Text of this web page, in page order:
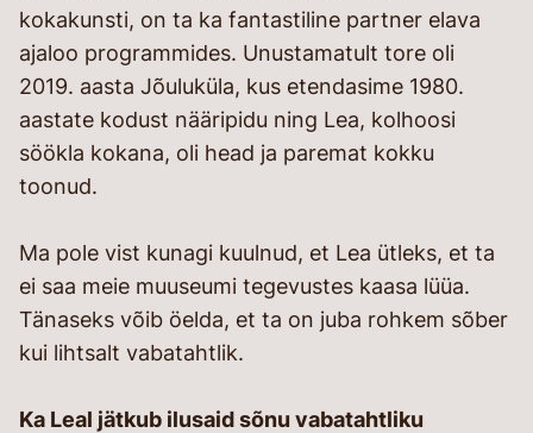
kokakunsti, on ta ka fantastiline partner elava
ajaloo programmides. Unustamatult tore oli
2019. aasta Jõuluküla, kus etendasime 1980.
aastate kodust nääripidu ning Lea, kolhoosi
söökla kokana, oli head ja paremat kokku
toonud.
Ma pole vist kunagi kuulnud, et Lea ütleks, et ta
ei saa meie muuseumi tegevustes kaasa lüüa.
Tänaseks võib öelda, et ta on juba rohkem sõber
kui lihtsalt vabatahtlik.
Ka Leal jätkub ilusaid sõnu vabatahtliku